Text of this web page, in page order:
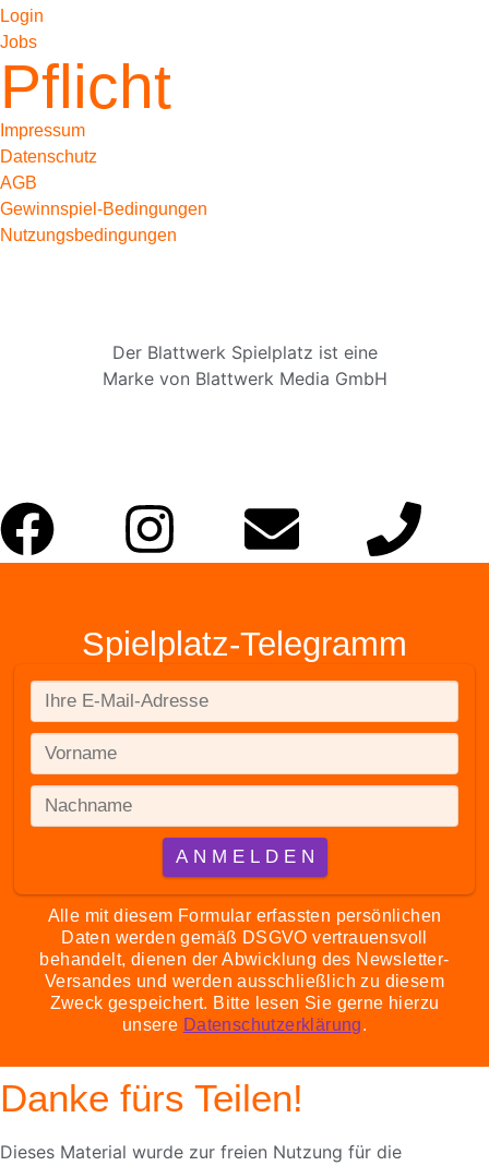
Login
Jobs
Pflicht
Impressum
Datenschutz
AGB
Gewinnspiel-Bedingungen
Nutzungsbedingungen
Der Blattwerk Spielplatz ist eine
Marke von Blattwerk Media GmbH
Spielplatz-Telegramm
Alle mit diesem Formular erfassten persönlichen
Daten werden gemäß DSGVO vertrauensvoll
behandelt, dienen der Abwicklung des Newsletter-
Versandes und werden ausschließlich zu diesem
Zweck gespeichert. Bitte lesen Sie gerne hierzu
unsere Datenschutzerklärung.
Danke fürs Teilen!
Dieses Material wurde zur freien Nutzung für die